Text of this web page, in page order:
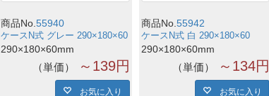
商品No. 55940
ケースN式 グレー 290×180×60
290×180×60mm
単価 ～139円
お気に入り
商品No. 55942
ケースN式 白 290×180×60
290×180×60mm
単価 ～134円
お気に入り